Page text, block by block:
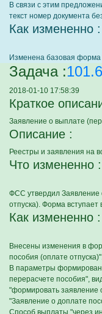
В связи с этим
текст номер документа
Как измененно :
Изменена базовая форма
Задача :
2018-01-10 17:58:39
Краткое
Заявление о выплате
Описание :
Реестры и заявления на
Что измененно :
ФСС утвердил Заявление
отпуска). Форма вступает
Как измененно :
Внесены изменения в
пособия (оплате
В параметры
перерасчете пособия",
"формировать заявление
"Заявление о доплате
Способ выплаты "через